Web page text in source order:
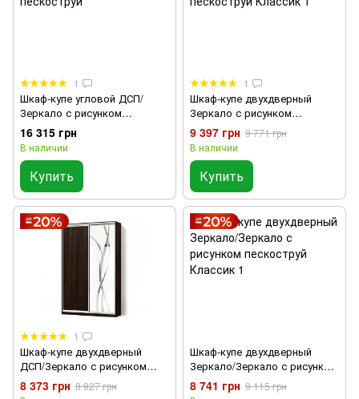
1
Шкаф-купе угловой ДСП/
Зеркало с рисунком
пескоструй
16 315 грн
В наличии
Купить
1
Шкаф-купе двухдверный
Зеркало с рисунком
пескоструй Классик 1
9 397 грн 9 771 грн
В наличии
Купить
1
Шкаф-купе двухдверный
ДСП/Зеркало с рисунком
пескоструй Классик 1
8 373 грн 8 927 грн
Шкаф-купе двухдверный
Зеркало/Зеркало с рисунком
пескоструй Классик 1
8 741 грн 9 115 грн